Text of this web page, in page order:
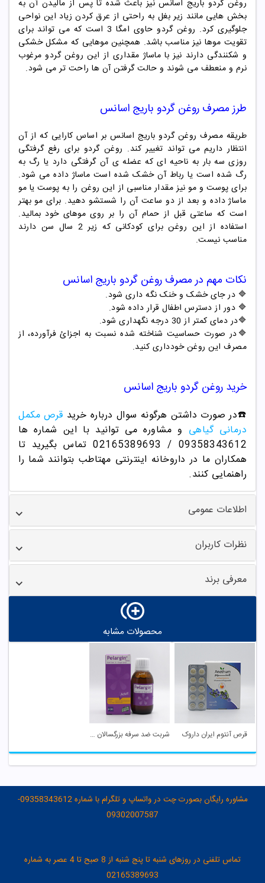
روغن گردو باریج اسانس نیز باعث شده تا پس از مالیدن آن به
بخش هایی مانند زیر بغل به راحتی از عرق کردن زیاد این نواحی
جلوگیری کرد. روغن گردو حاوی امگا 3 است که می تواند برای
تقویت موها نیز مناسب باشد. همچنین موهایی که مشکل خشکی
و شکنندگی دارند نیز با ماساژ مقداری از این روغن گردو مرغوب
نرم و منعطف می شوند و حالت گرفتن آن ها راحت تر می شود.
طرز مصرف روغن گردو باریج اسانس
طریقه مصرف روغن گردو باریج اسانس بر اساس کارایی که از آن
انتظار داریم می تواند تغییر کند. روغن گردو برای رفع گرفتگی
روزی سه بار به ناحیه ای که عضله ی آن گرفتگی دارد یا رگ به
رگ شده است یا رباط آن خشک شده است ماساژ داده می شود.
برای پوست و مو نیز مقدار مناسبی از این روغن را به پوست یا مو
ماساژ داده و بعد از دو ساعت آن را شستشو دهید. برای مو بهتر
است که ساعتی قبل از حمام آن را بر روی موهای خود بمالید.
استفاده از این روغن برای کودکانی که زیر 2 سال سن دارند
مناسب نیست.
نکات مهم در مصرف روغن گردو باریج اسانس
🔷 در جای خشک و خنک نگه داری شود.
🔷 دور از دسترس اطفال قرار داده شود.
🔷در دمای کمتر از 30 درجه نگهداری شود.
🔷در صورت حساسیت شناخته شده نسبت به اجزائ فرآورده، از
مصرف این روغن خودداری کنید.
خرید روغن گردو باریج اسانس
☎️در صورت داشتن هرگونه سوال درباره خرید قرص مکمل
درمانی گیاهی و مشاوره می توانید با این شماره ها
09358343612 / 02165389693
تماس بگیرید تا
همکاران ما در داروخانه اینترنتی مهتاطب بتوانند شما را
راهنمایی کنند.
اطلاعات عمومی
نظرات کاربران
معرفی برند
محصولات مشابه
قرص آنتوم ایران داروک شربت ضد سرفه بزرگسالان پلارژین
مشاوره رایگان بصورت چت در واتساپ و تلگرام با شماره 09358343612-
09302007587
تماس تلفنی در روزهای شنبه تا پنج شنبه از 8 صبح تا 4 عصر به شماره
02165389693